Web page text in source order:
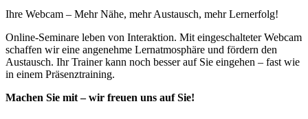
Ihre Webcam – Mehr Nähe, mehr Austausch, mehr Lernerfolg!
Online-Seminare leben von Interaktion. Mit eingeschalteter Webcam
schaffen wir eine angenehme Lernatmosphäre und fördern den
Austausch. Ihr Trainer kann noch besser auf Sie eingehen – fast wie
in einem Präsenztraining.
Machen Sie mit – wir freuen uns auf Sie!